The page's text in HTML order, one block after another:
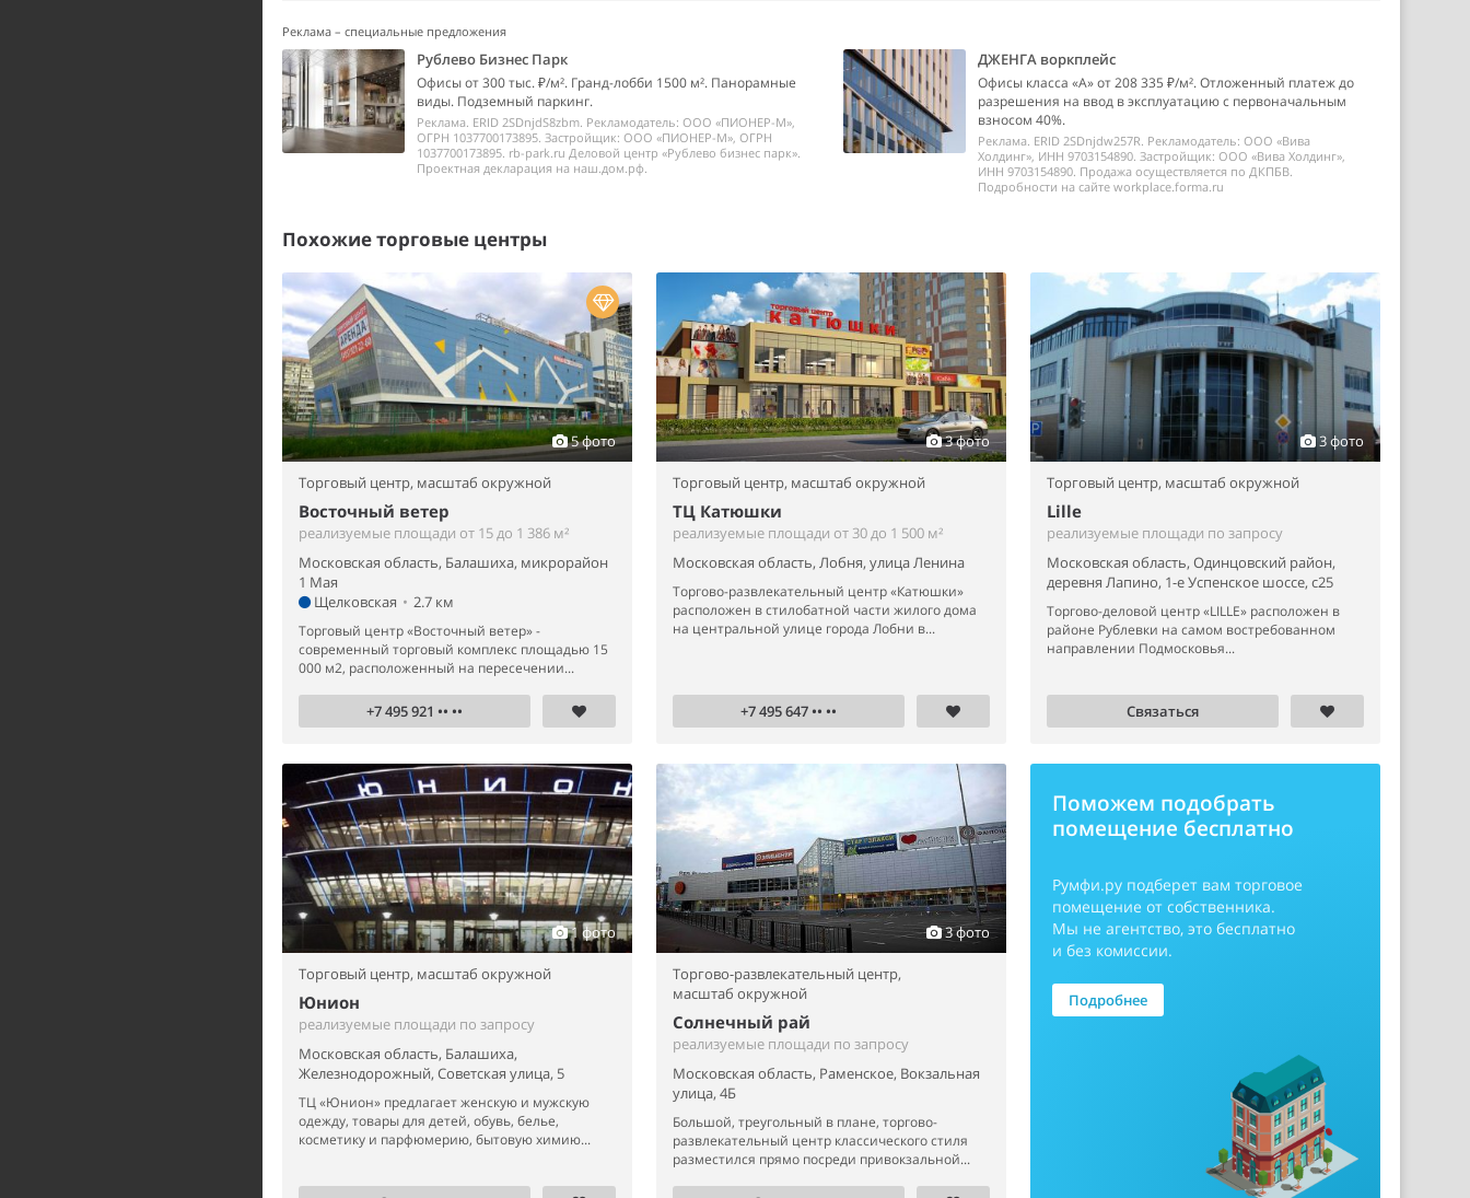
Реклама – специальные предложения
Рублево Бизнес Парк
Офисы от 300 тыс. ₽/м². Гранд-лобби 1500 м². Панорамные
виды. Подземный паркинг.
Реклама. ERID 2SDnjdS8zbm. Рекламодатель: ООО «ПИОНЕР-М»,
ОГРН 1037700173895. Застройщик: ООО «ПИОНЕР-М», ОГРН
1037700173895. rb-park.ru Деловой центр «Рублево бизнес парк».
Проектная декларация на наш.дом.рф.
ДЖЕНГА воркплейс
Офисы класса «А» от 208 335 ₽/м². Отложенный платеж до
разрешения на ввод в эксплуатацию с первоначальным
взносом 40%.
Реклама. ERID 2SDnjdw257R. Рекламодатель: ООО «Вива
Холдинг», ИНН 9703154890. Застройщик: ООО «Вива Холдинг»,
ИНН 9703154890. Продажа осуществляется по ДКПБВ.
Подробности на сайте workplace.forma.ru
Похожие торговые центры
5 фото
Торговый центр, масштаб окружной
Восточный ветер
реализуемые площади от 15 до 1 386 м²
Московская область, Балашиха, микрорайон
1 Мая
Щелковская • 2.7 км
Торговый центр «Восточный ветер» -
cовременный торговый комплекс площадью 15
000 м2, расположенный на пересечении...
+7 495 921 •• ••
3 фото
Торговый центр, масштаб окружной
ТЦ Катюшки
реализуемые площади от 30 до 1 500 м²
Московская область, Лобня, улица Ленина
Торгово-развлекательный центр «Катюшки»
расположен в стилобатной части жилого дома
на центральной улице города Лобни в...
+7 495 647 •• ••
3 фото
Торговый центр, масштаб окружной
Lille
реализуемые площади по запросу
Московская область, Одинцовский район,
деревня Лапино, 1-е Успенское шоссе, с25
Торгово-деловой центр «LILLE» расположен в
районе Рублевки на самом востребованном
направлении Подмосковья...
Связаться
1 фото
Торговый центр, масштаб окружной
Юнион
реализуемые площади по запросу
Московская область, Балашиха,
Железнодорожный, Советская улица, 5
ТЦ «Юнион» предлагает женскую и мужскую
одежду, товары для детей, обувь, белье,
косметику и парфюмерию, бытовую химию...
3 фото
Торгово-развлекательный центр,
масштаб окружной
Солнечный рай
реализуемые площади по запросу
Московская область, Раменское, Вокзальная
улица, 4Б
Большой, треугольный в плане, торгово-
развлекательный центр классического стиля
разместился прямо посреди привокзальной...
Поможем подобрать
помещение бесплатно
Румфи.ру подберет вам торговое
помещение от собственника.
Мы не агентство, это бесплатно
и без комиссии.
Подробнее